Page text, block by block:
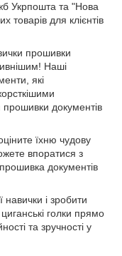
Укрпошта та "Нова
товарів для клієнтів
прошивки
Наші
які
документів
їхню чудову
впоратися з
документів
і зробити
голки прямо
та зручності у